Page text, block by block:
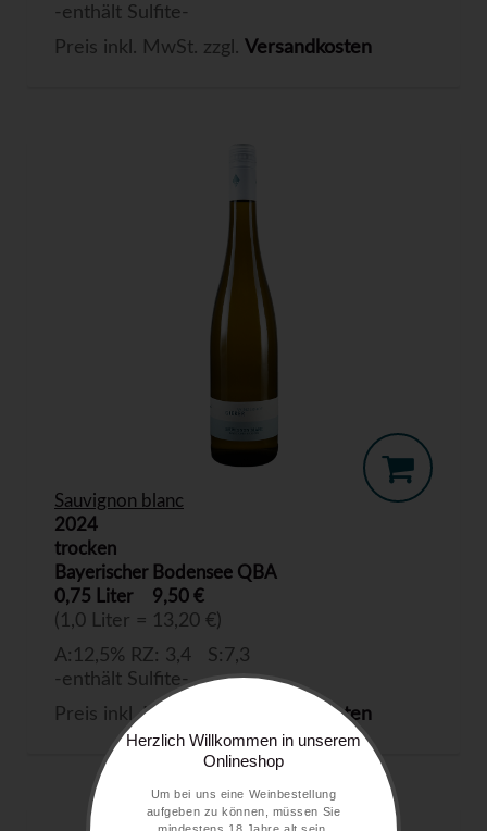
-enthält Sulfite-
Preis inkl. MwSt. zzgl. Versandkosten
Sauvignon blanc
2024
trocken
Bayerischer Bodensee QBA
0,75 Liter
9,50 €
(1,0 Liter = 13,20 €)
A:12,5% RZ: 3,4 S:7,3
-enthält Sulfite-
Preis inkl. MwSt. zzgl.
Versandkosten
Herzlich Willkommen in unserem
Onlineshop
Um bei uns eine Weinbestellung
aufgeben zu können, müssen Sie